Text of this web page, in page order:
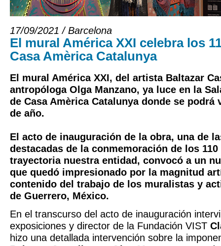
17/09/2021 / Barcelona
El mural América XXI celebra los
Casa Amèrica Catalunya
El mural América XXI, del artista Baltazar
antropóloga Olga Manzano, ya luce en la
de Casa Amèrica Catalunya donde se
de año.
El acto de inauguración de la obra, una de
destacadas de la conmemoración de los 110
trayectoria nuestra entidad, convocó a un
que quedó impresionado por la magnitud
contenido del trabajo de los muralistas y
de Guerrero, México.
En el transcurso del acto de inauguración
exposiciones y director de la Fundación VIST
hizo una detallada intervención sobre la